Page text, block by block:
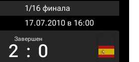
1/16 финала
17.07.2010 в 16:00
Завершен
2 : 0